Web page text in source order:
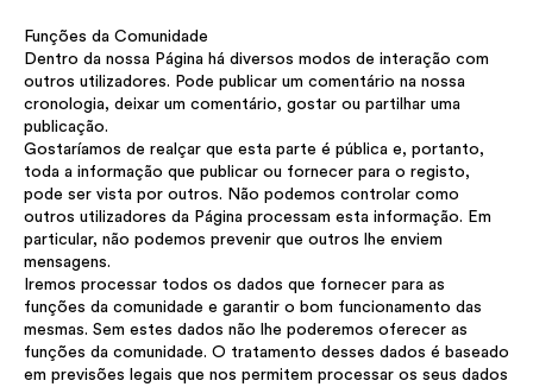
Funções da Comunidade
Dentro da nossa Página há diversos modos de interação com
outros utilizadores. Pode publicar um comentário na nossa
cronologia, deixar um comentário, gostar ou partilhar uma
publicação.
Gostaríamos de realçar que esta parte é pública e, portanto,
toda a informação que publicar ou fornecer para o registo,
pode ser vista por outros. Não podemos controlar como
outros utilizadores da Página processam esta informação. Em
particular, não podemos prevenir que outros lhe enviem
mensagens.
Iremos processar todos os dados que fornecer para as
funções da comunidade e garantir o bom funcionamento das
mesmas. Sem estes dados não lhe poderemos oferecer as
funções da comunidade. O tratamento desses dados é baseado
em previsões legais que nos permitem processar os seus dados